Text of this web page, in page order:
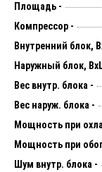
Площадь -
Компрессор -
Внутренний блок,
Наружный блок,
Вес внутр. блока -
Вес наруж. блока -
Мощность при
Мощность при
Шум внутр. блока -